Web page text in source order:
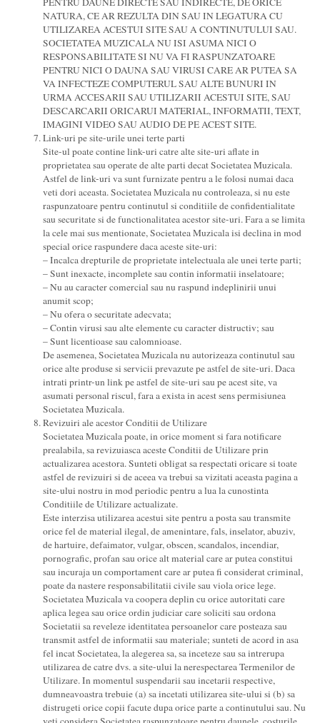
NATURA, CE AR REZULTA DIN SAU IN LEGATURA CU
UTILIZAREA ACESTUI SITE SAU A CONTINUTULUI SAU.
SOCIETATEA MUZICALA NU ISI ASUMA NICI O
RESPONSABILITATE SI NU VA FI RASPUNZATOARE
PENTRU NICI O DAUNA SAU VIRUSI CARE AR PUTEA SA
VA INFECTEZE COMPUTERUL SAU ALTE BUNURI IN
URMA ACCESARII SAU UTILIZARII ACESTUI SITE, SAU
DESCARCARII ORICARUI MATERIAL, INFORMATII, TEXT,
IMAGINI VIDEO SAU AUDIO DE PE ACEST SITE.
Link-uri pe site-urile unei terte parti
Site-ul poate contine link-uri catre alte site-uri aflate in
proprietatea sau operate de alte parti decat Societatea Muzicala.
Astfel de link-uri va sunt furnizate pentru a le folosi numai daca
veti dori aceasta. Societatea Muzicala nu controleaza, si nu este
raspunzatoare pentru continutul si conditiile de confidentialitate
sau securitate si de functionalitatea acestor site-uri. Fara a se limita
la cele mai sus mentionate, Societatea Muzicala isi declina in mod
special orice raspundere daca aceste site-uri:
– Incalca drepturile de proprietate intelectuala ale unei terte parti;
– Sunt inexacte, incomplete sau contin informatii inselatoare;
– Nu au caracter comercial sau nu raspund indeplinirii unui
anumit scop;
– Nu ofera o securitate adecvata;
– Contin virusi sau alte elemente cu caracter distructiv; sau
– Sunt licentioase sau calomnioase.
De asemenea, Societatea Muzicala nu autorizeaza continutul sau
orice alte produse si servicii prevazute pe astfel de site-uri. Daca
intrati printr-un link pe astfel de site-uri sau pe acest site, va
asumati personal riscul, fara a exista in acest sens permisiunea
Societatea Muzicala.
Revizuiri ale acestor Conditii de Utilizare
Societatea Muzicala poate, in orice moment si fara notificare
prealabila, sa revizuiasca aceste Conditii de Utilizare prin
actualizarea acestora. Sunteti obligat sa respectati oricare si toate
astfel de revizuiri si de aceea va trebui sa vizitati aceasta pagina a
site-ului nostru in mod periodic pentru a lua la cunostinta
Conditiile de Utilizare actualizate.
Este interzisa utilizarea acestui site pentru a posta sau transmite
orice fel de material ilegal, de amenintare, fals, inselator, abuziv,
de hartuire, defaimator, vulgar, obscen, scandalos, incendiar,
pornografic, profan sau orice alt material care ar putea constitui
sau incuraja un comportament care ar putea fi considerat criminal,
poate da nastere responsabilitatii civile sau viola orice lege.
Societatea Muzicala va coopera deplin cu orice autoritati care
aplica legea sau orice ordin judiciar care soliciti sau ordona
Societatii sa reveleze identitatea persoanelor care posteaza sau
transmit astfel de informatii sau materiale; sunteti de acord in asa
fel incat Societatea, la alegerea sa, sa inceteze sau sa intrerupa
utilizarea de catre dvs. a site-ului la nerespectarea Termenilor de
Utilizare. In momentul suspendarii sau incetarii respective,
dumneavoastra trebuie (a) sa incetati utilizarea site-ului si (b) sa
distrugeti orice copii facute dupa orice parte a continutului sau. Nu